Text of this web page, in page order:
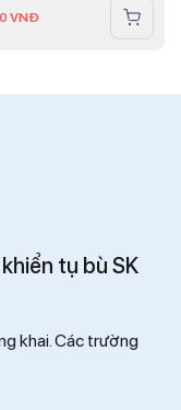
VNĐ
tụ bù SK
khai. Các trường